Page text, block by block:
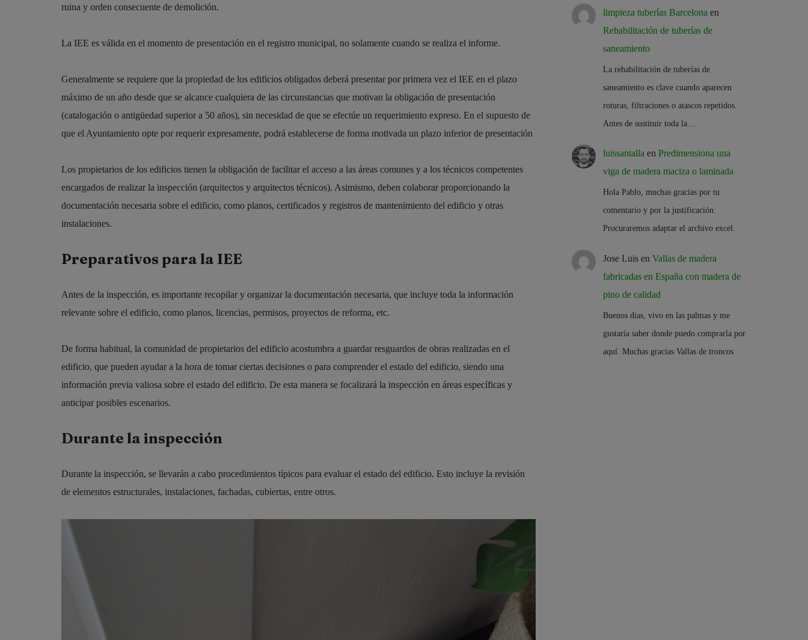
ruina y orden consecuente de demolición.
La IEE es válida en el momento de presentación en el registro municipal, no solamente cuando se realiza el informe.
Generalmente se requiere que la propiedad de los edificios obligados deberá presentar por primera vez el IEE en el plazo
máximo de un año desde que se alcance cualquiera de las circunstancias que motivan la obligación de presentación
(catalogación o antigüedad superior a 50 años), sin necesidad de que se efectúe un requerimiento expreso. En el supuesto de
que el Ayuntamiento opte por requerir expresamente, podrá establecerse de forma motivada un plazo inferior de presentación
Los propietarios de los edificios tienen la obligación de facilitar el acceso a las áreas comunes y a los técnicos competentes
encargados de realizar la inspección (arquitectos y arquitectos técnicos). Asimismo, deben colaborar proporcionando la
documentación necesaria sobre el edificio, como planos, certificados y registros de mantenimiento del edificio y otras
instalaciones.
Preparativos para la IEE
Antes de la inspección, es importante recopilar y organizar la documentación necesaria, que incluye toda la información
relevante sobre el edificio, como planos, licencias, permisos, proyectos de reforma, etc.
De forma habitual, la comunidad de propietarios del edificio acostumbra a guardar resguardos de obras realizadas en el
edificio, que pueden ayudar a la hora de tomar ciertas decisiones o para comprender el estado del edificio, siendo una
información previa valiosa sobre el estado del edificio. De esta manera se focalizará la inspección en áreas específicas y
anticipar posibles escenarios.
Durante la inspección
Durante la inspección, se llevarán a cabo procedimientos típicos para evaluar el estado del edificio. Esto incluye la revisión
de elementos estructurales, instalaciones, fachadas, cubiertas, entre otros.
limpieza tuberías Barcelona en
Rehabilitación de tuberías de
saneamiento
La rehabilitación de tuberías de
saneamiento es clave cuando aparecen
roturas, filtraciones o atascos repetidos.
Antes de sustituir toda la…
luissantalla en Predimensiona una
viga de madera maciza o laminada
Hola Pablo, muchas gracias por tu
comentario y por la justificación.
Procuraremos adaptar el archivo excel.
Jose Luis en Vallas de madera
fabricadas en España con madera de
pino de calidad
Buenos dias, vivo en las palmas y me
gustaría saber donde puedo comprarla por
aquí. Muchas gracias Vallas de troncos